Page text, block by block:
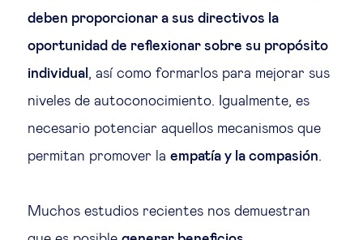
deben proporcionar a sus directivos la
oportunidad de reflexionar sobre su propósito
individual , así como formarlos para mejorar sus
niveles de autoconocimiento. Igualmente, es
necesario potenciar aquellos mecanismos que
permitan promover la empatía y la compasión.
Muchos estudios recientes nos demuestran